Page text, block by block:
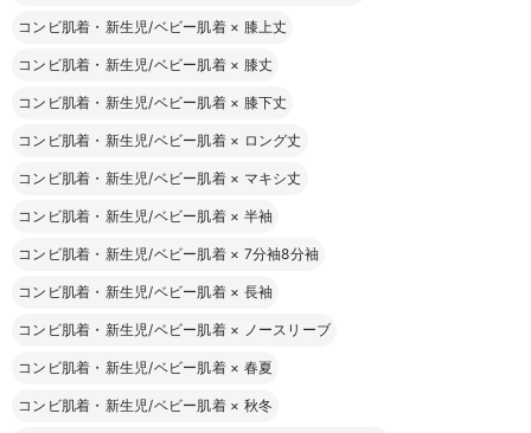
コンビ肌着・新生児/ベビー肌着 × 膝上丈
コンビ肌着・新生児/ベビー肌着 × 膝丈
コンビ肌着・新生児/ベビー肌着 × 膝下丈
コンビ肌着・新生児/ベビー肌着 × ロング丈
コンビ肌着・新生児/ベビー肌着 × マキシ丈
コンビ肌着・新生児/ベビー肌着 × 半袖
コンビ肌着・新生児/ベビー肌着 × 7分袖8分袖
コンビ肌着・新生児/ベビー肌着 × 長袖
コンビ肌着・新生児/ベビー肌着 × ノースリーブ
コンビ肌着・新生児/ベビー肌着 × 春夏
コンビ肌着・新生児/ベビー肌着 × 秋冬